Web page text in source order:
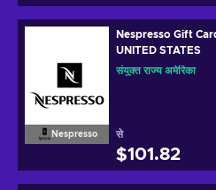
Nespresso
Nespresso Gift
UNITED STATES
संयुक्त राज्य अमेरिका
से
$101.82